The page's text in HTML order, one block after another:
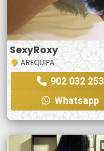
SexyRoxy
AREQUIPA
902 032 253
Whatsapp